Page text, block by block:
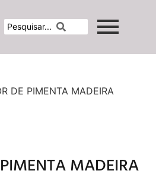
DE PIMENTA MADEIRA
MADEIRA